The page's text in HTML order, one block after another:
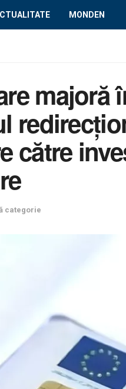
MONDEN
majoră
către
categorie